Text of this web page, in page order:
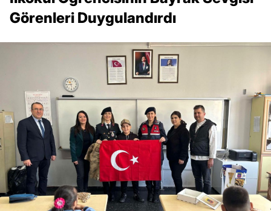
Görenleri Duygulandırdı